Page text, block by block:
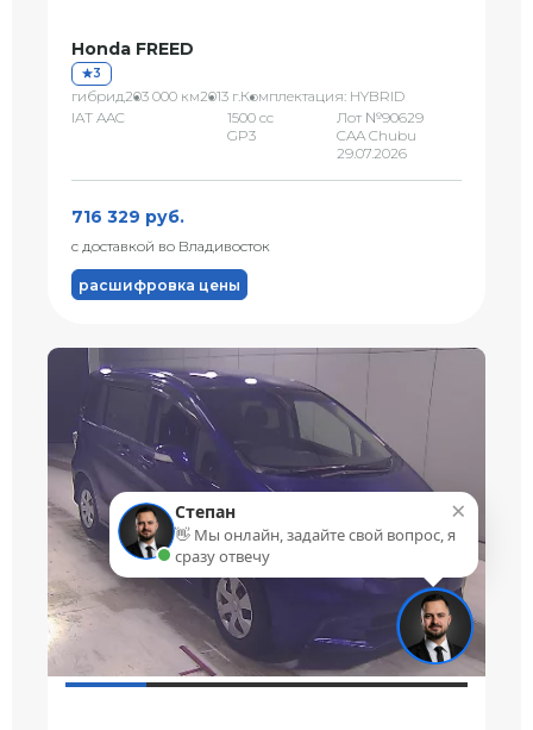
Honda FREED
3
гибрид203 000 км2013 г.Комплектация: HYBRID
IAT AAC
1500 сс
GP3
Лот №90629
CAA Chubu
29.07.2026
716 329 руб.
с доставкой во Владивосток
расшифровка цены
×
Степан
👋 Мы онлайн, задайте свой вопрос, я
сразу отвечу